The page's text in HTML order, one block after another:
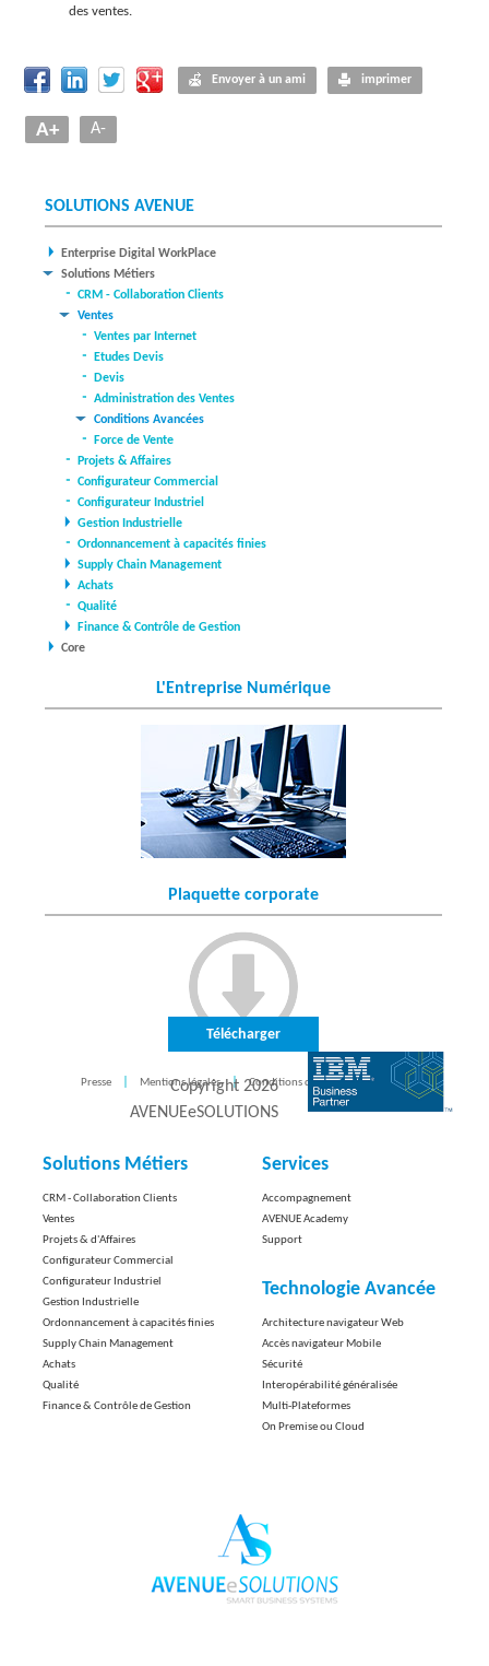
S
des ventes.
Envoyer à un ami imprimer
A+ A-
SOLUTIONS AVENUE
Enterprise Digital WorkPlace
Solutions Métiers
CRM - Collaboration Clients
Ventes
Ventes par Internet
Etudes Devis
Devis
Administration des Ventes
Conditions Avancées
Force de Vente
Projets & Affaires
Configurateur Commercial
Configurateur Industriel
Gestion Industrielle
Ordonnancement à capacités finies
Supply Chain Management
Achats
Qualité
Finance & Contrôle de Gestion
Core
L'Entreprise Numérique
Plaquette corporate
Télécharger
Presse Mentions légales Conditions d'utilisation CONTACT
Copyright 2026
AVENUEeSOLUTIONS
Solutions Métiers
CRM - Collaboration Clients
Ventes
Projets & d'Affaires
Configurateur Commercial
Configurateur Industriel
Gestion Industrielle
Ordonnancement à capacités finies
Supply Chain Management
Achats
Qualité
Finance & Contrôle de Gestion
Services
Accompagnement
AVENUE Academy
Support
Technologie Avancée
Architecture navigateur Web
Accès navigateur Mobile
Sécurité
Interopérabilité généralisée
Multi-Plateformes
On Premise ou Cloud